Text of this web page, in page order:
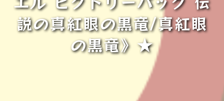
説の真紅眼の黒竜/真紅眼
の黒竜》★